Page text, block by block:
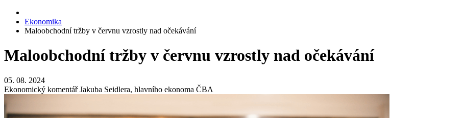
Ekonomika
Maloobchodní tržby v červnu vzrostly nad očekávání
Maloobchodní tržby v červnu vzrostly nad očekávání
05. 08. 2024
Ekonomický komentář Jakuba Seidlera, hlavního ekonoma ČBA